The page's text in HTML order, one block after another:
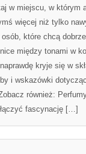
w miejscu, w którym
więcej niż tylko
osób, które chcą
między tonami w
kryje się w
i wskazówki
również:
fascynację […]